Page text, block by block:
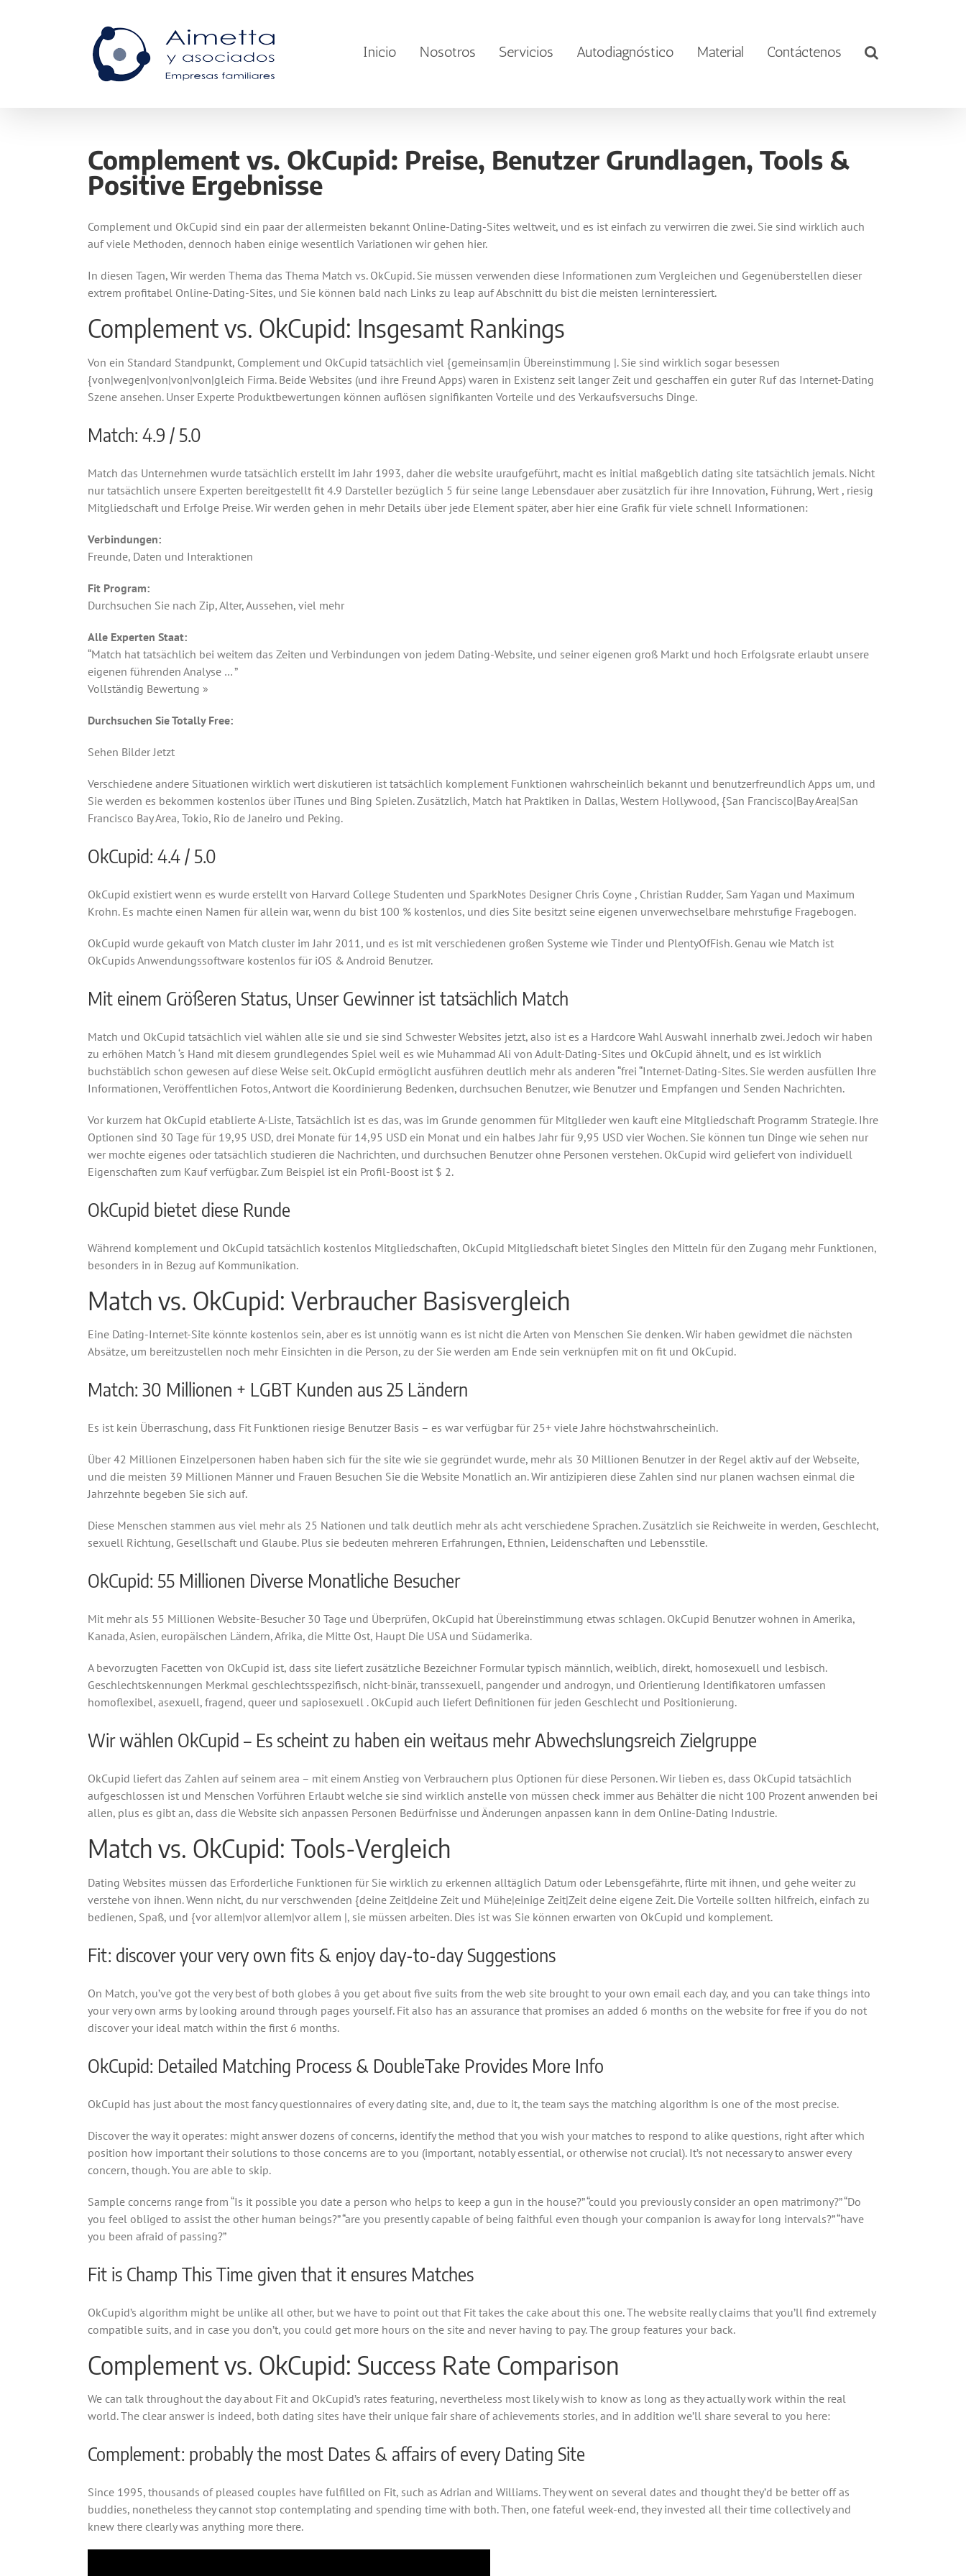
Inicio Nosotros Servicios Autodiagnóstico Material Contáctenos
Complement vs. OkCupid: Preise, Benutzer Grundlagen, Tools &
Positive Ergebnisse
Complement und OkCupid sind ein paar der allermeisten bekannt Online-Dating-Sites weltweit, und es ist einfach zu verwirren die zwei. Sie sind wirklich auch
auf viele Methoden, dennoch haben einige wesentlich Variationen wir gehen hier.
In diesen Tagen, Wir werden Thema das Thema Match vs. OkCupid. Sie müssen verwenden diese Informationen zum Vergleichen und Gegenüberstellen dieser
extrem profitabel Online-Dating-Sites, und Sie können bald nach Links zu leap auf Abschnitt du bist die meisten lerninteressiert.
Complement vs. OkCupid: Insgesamt Rankings
Von ein Standard Standpunkt, Complement und OkCupid tatsächlich viel {gemeinsam|in Übereinstimmung |. Sie sind wirklich sogar besessen
{von|wegen|von|von|von|gleich Firma. Beide Websites (und ihre Freund Apps) waren in Existenz seit langer Zeit und geschaffen ein guter Ruf das Internet-Dating
Szene ansehen. Unser Experte Produktbewertungen können auflösen signifikanten Vorteile und des Verkaufsversuchs Dinge.
Match: 4.9 / 5.0
Match das Unternehmen wurde tatsächlich erstellt im Jahr 1993, daher die website uraufgeführt, macht es initial maßgeblich dating site tatsächlich jemals. Nicht
nur tatsächlich unsere Experten bereitgestellt fit 4.9 Darsteller bezüglich 5 für seine lange Lebensdauer aber zusätzlich für ihre Innovation, Führung, Wert , riesig
Mitgliedschaft und Erfolge Preise. Wir werden gehen in mehr Details über jede Element später, aber hier eine Grafik für viele schnell Informationen:
Verbindungen:
Freunde, Daten und Interaktionen
Fit Program:
Durchsuchen Sie nach Zip, Alter, Aussehen, viel mehr
Alle Experten Staat:
“Match hat tatsächlich bei weitem das Zeiten und Verbindungen von jedem Dating-Website, und seiner eigenen groß Markt und hoch Erfolgsrate erlaubt unsere
eigenen führenden Analyse … ”
Vollständig Bewertung »
Durchsuchen Sie Totally Free:
Sehen Bilder Jetzt
Verschiedene andere Situationen wirklich wert diskutieren ist tatsächlich komplement Funktionen wahrscheinlich bekannt und benutzerfreundlich Apps um, und
Sie werden es bekommen kostenlos über iTunes und Bing Spielen. Zusätzlich, Match hat Praktiken in Dallas, Western Hollywood, {San Francisco|Bay Area|San
Francisco Bay Area, Tokio, Rio de Janeiro und Peking.
OkCupid: 4.4 / 5.0
OkCupid existiert wenn es wurde erstellt von Harvard College Studenten und SparkNotes Designer Chris Coyne , Christian Rudder, Sam Yagan und Maximum
Krohn. Es machte einen Namen für allein war, wenn du bist 100 % kostenlos, und dies Site besitzt seine eigenen unverwechselbare mehrstufige Fragebogen.
OkCupid wurde gekauft von Match cluster im Jahr 2011, und es ist mit verschiedenen großen Systeme wie Tinder und PlentyOfFish. Genau wie Match ist
OkCupids Anwendungssoftware kostenlos für iOS & Android Benutzer.
Mit einem Größeren Status, Unser Gewinner ist tatsächlich Match
Match und OkCupid tatsächlich viel wählen alle sie und sie sind Schwester Websites jetzt, also ist es a Hardcore Wahl Auswahl innerhalb zwei. Jedoch wir haben
zu erhöhen Match ‘s Hand mit diesem grundlegendes Spiel weil es wie Muhammad Ali von Adult-Dating-Sites und OkCupid ähnelt, und es ist wirklich
buchstäblich schon gewesen auf diese Weise seit. OkCupid ermöglicht ausführen deutlich mehr als anderen “frei “Internet-Dating-Sites. Sie werden ausfüllen Ihre
Informationen, Veröffentlichen Fotos, Antwort die Koordinierung Bedenken, durchsuchen Benutzer, wie Benutzer und Empfangen und Senden Nachrichten.
Vor kurzem hat OkCupid etablierte A-Liste, Tatsächlich ist es das, was im Grunde genommen für Mitglieder wen kauft eine Mitgliedschaft Programm Strategie. Ihre
Optionen sind 30 Tage für 19,95 USD, drei Monate für 14,95 USD ein Monat und ein halbes Jahr für 9,95 USD vier Wochen. Sie können tun Dinge wie sehen nur
wer mochte eigenes oder tatsächlich studieren die Nachrichten, und durchsuchen Benutzer ohne Personen verstehen. OkCupid wird geliefert von individuell
Eigenschaften zum Kauf verfügbar. Zum Beispiel ist ein Profil-Boost ist $ 2.
OkCupid bietet diese Runde
Während komplement und OkCupid tatsächlich kostenlos Mitgliedschaften, OkCupid Mitgliedschaft bietet Singles den Mitteln für den Zugang mehr Funktionen,
besonders in in Bezug auf Kommunikation.
Match vs. OkCupid: Verbraucher Basisvergleich
Eine Dating-Internet-Site könnte kostenlos sein, aber es ist unnötig wann es ist nicht die Arten von Menschen Sie denken. Wir haben gewidmet die nächsten
Absätze, um bereitzustellen noch mehr Einsichten in die Person, zu der Sie werden am Ende sein verknüpfen mit on fit und OkCupid.
Match: 30 Millionen + LGBT Kunden aus 25 Ländern
Es ist kein Überraschung, dass Fit Funktionen riesige Benutzer Basis – es war verfügbar für 25+ viele Jahre höchstwahrscheinlich.
Über 42 Millionen Einzelpersonen haben haben sich für the site wie sie gegründet wurde, mehr als 30 Millionen Benutzer in der Regel aktiv auf der Webseite,
und die meisten 39 Millionen Männer und Frauen Besuchen Sie die Website Monatlich an. Wir antizipieren diese Zahlen sind nur planen wachsen einmal die
Jahrzehnte begeben Sie sich auf.
Diese Menschen stammen aus viel mehr als 25 Nationen und talk deutlich mehr als acht verschiedene Sprachen. Zusätzlich sie Reichweite in werden, Geschlecht,
sexuell Richtung, Gesellschaft und Glaube. Plus sie bedeuten mehreren Erfahrungen, Ethnien, Leidenschaften und Lebensstile.
OkCupid: 55 Millionen Diverse Monatliche Besucher
Mit mehr als 55 Millionen Website-Besucher 30 Tage und Überprüfen, OkCupid hat Übereinstimmung etwas schlagen. OkCupid Benutzer wohnen in Amerika,
Kanada, Asien, europäischen Ländern, Afrika, die Mitte Ost, Haupt Die USA und Südamerika.
A bevorzugten Facetten von OkCupid ist, dass site liefert zusätzliche Bezeichner Formular typisch männlich, weiblich, direkt, homosexuell und lesbisch.
Geschlechtskennungen Merkmal geschlechtsspezifisch, nicht-binär, transsexuell, pangender und androgyn, und Orientierung Identifikatoren umfassen
homoflexibel, asexuell, fragend, queer und sapiosexuell . OkCupid auch liefert Definitionen für jeden Geschlecht und Positionierung.
Wir wählen OkCupid – Es scheint zu haben ein weitaus mehr Abwechslungsreich Zielgruppe
OkCupid liefert das Zahlen auf seinem area – mit einem Anstieg von Verbrauchern plus Optionen für diese Personen. Wir lieben es, dass OkCupid tatsächlich
aufgeschlossen ist und Menschen Vorführen Erlaubt welche sie sind wirklich anstelle von müssen check immer aus Behälter die nicht 100 Prozent anwenden bei
allen, plus es gibt an, dass die Website sich anpassen Personen Bedürfnisse und Änderungen anpassen kann in dem Online-Dating Industrie.
Match vs. OkCupid: Tools-Vergleich
Dating Websites müssen das Erforderliche Funktionen für Sie wirklich zu erkennen alltäglich Datum oder Lebensgefährte, flirte mit ihnen, und gehe weiter zu
verstehe von ihnen. Wenn nicht, du nur verschwenden {deine Zeit|deine Zeit und Mühe|einige Zeit|Zeit deine eigene Zeit. Die Vorteile sollten hilfreich, einfach zu
bedienen, Spaß, und {vor allem|vor allem|vor allem |, sie müssen arbeiten. Dies ist was Sie können erwarten von OkCupid und komplement.
Fit: discover your very own fits & enjoy day-to-day Suggestions
On Match, you’ve got the very best of both globes â you get about five suits from the web site brought to your own email each day, and you can take things into
your very own arms by looking around through pages yourself. Fit also has an assurance that promises an added 6 months on the website for free if you do not
discover your ideal match within the first 6 months.
OkCupid: Detailed Matching Process & DoubleTake Provides More Info
OkCupid has just about the most fancy questionnaires of every dating site, and, due to it, the team says the matching algorithm is one of the most precise.
Discover the way it operates: might answer dozens of concerns, identify the method that you wish your matches to respond to alike questions, right after which
position how important their solutions to those concerns are to you (important, notably essential, or otherwise not crucial). It’s not necessary to answer every
concern, though. You are able to skip.
Sample concerns range from “Is it possible you date a person who helps to keep a gun in the house?” “could you previously consider an open matrimony?” “Do
you feel obliged to assist the other human beings?” “are you presently capable of being faithful even though your companion is away for long intervals?” “have
you been afraid of passing?”
Fit is Champ This Time given that it ensures Matches
OkCupid’s algorithm might be unlike all other, but we have to point out that Fit takes the cake about this one. The website really claims that you’ll find extremely
compatible suits, and in case you don’t, you could get more hours on the site and never having to pay. The group features your back.
Complement vs. OkCupid: Success Rate Comparison
We can talk throughout the day about Fit and OkCupid’s rates featuring, nevertheless most likely wish to know as long as they actually work within the real
world. The clear answer is indeed, both dating sites have their unique fair share of achievements stories, and in addition we’ll share several to you here:
Complement: probably the most Dates & affairs of every Dating Site
Since 1995, thousands of pleased couples have fulfilled on Fit, such as Adrian and Williams. They went on several dates and thought they’d be better off as
buddies, nonetheless they cannot stop contemplating and spending time with both. Then, one fateful week-end, they invested all their time collectively and
knew there clearly was anything more there.